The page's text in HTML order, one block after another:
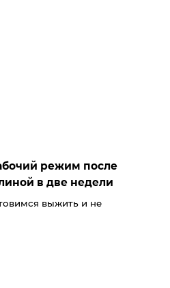
режим после
в две недели
выжить и не